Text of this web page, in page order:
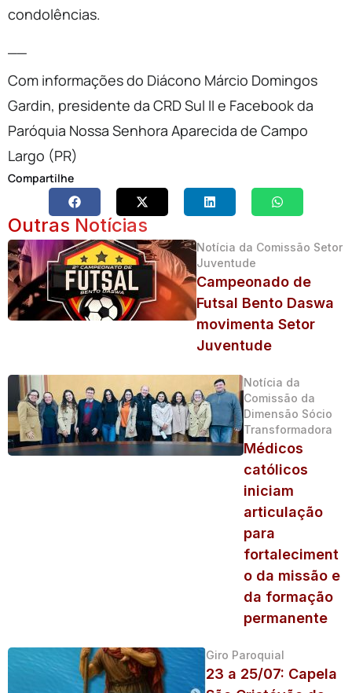
condolências.
Com informações do Diácono Márcio Domingos
Gardin, presidente da CRD Sul II e Facebook da
Paróquia Nossa Senhora Aparecida de Campo
Largo (PR)
Compartilhe
Outras Notícias
Notícia da Comissão Setor
Juventude
Campeonado de
Futsal Bento Daswa
movimenta Setor
Juventude
Notícia da
Comissão da
Dimensão Sócio
Transformadora
Médicos
católicos
iniciam
articulação
para
fortaleciment
o da missão e
da formação
permanente
Giro Paroquial
23 a 25/07: Capela